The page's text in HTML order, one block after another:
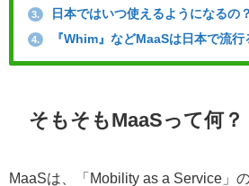
3. 日本ではいつ使えるようになるの？
4. 『Whim』などMaaSは日本で流行
そもそもMaaSって何？
MaaSは、「Mobility as a Service」